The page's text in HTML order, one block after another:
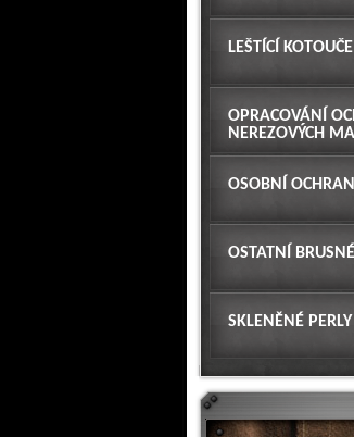
LEŠTÍCÍ
OPRACOVÁNÍ
NEREZOVÝCH
OSOBNÍ
OSTATNÍ
SKLENĚNÉ PERLY